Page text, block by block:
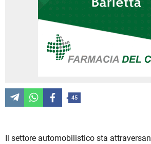
45
Il settore automobilistico sta